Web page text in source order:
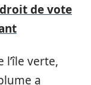
de vote
verte,
a